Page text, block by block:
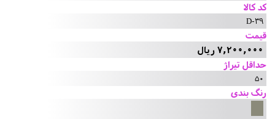
کد کالا
D-39
قیمت
7,200,000 ریال
حداقل تیراژ
50
رنگ بندی